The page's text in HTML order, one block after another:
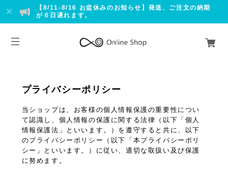
【8/11-8/16 お盆休みのお知らせ】発送、ご注文の納期
が６日遅れます。
プライバシーポリシー
当ショップは、お客様の個人情報保護の重要性につい
て認識し、個人情報の保護に関する法律（以下「個人
情報保護法」といいます。）を遵守すると共に、以下
のプライバシーポリシー（以下「本プライバシーポリ
シー」といいます。）に従い、適切な取扱い及び保護
に努めます。